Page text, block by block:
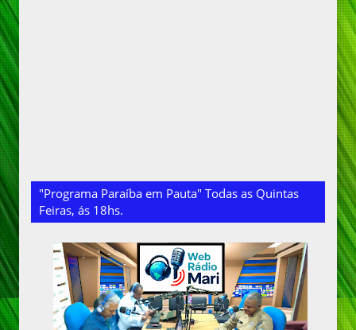
"Programa Paraíba em Pauta" Todas as Quintas
Feiras, ás 18hs.